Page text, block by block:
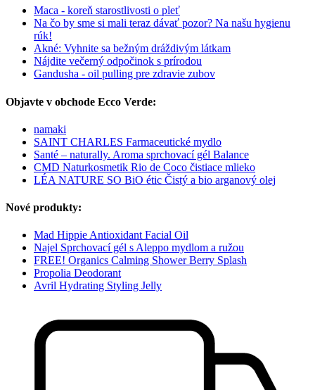
Maca - koreň starostlivosti o pleť
Na čo by sme si mali teraz dávať pozor? Na našu hygienu
rúk!
Akné: Vyhnite sa bežným dráždivým látkam
Nájdite večerný odpočinok s prírodou
Gandusha - oil pulling pre zdravie zubov
Objavte v obchode Ecco Verde:
namaki
SAINT CHARLES Farmaceutické mydlo
Santé – naturally. Aroma sprchovací gél Balance
CMD Naturkosmetik Rio de Coco čistiace mlieko
LÉA NATURE SO BiO étic Čistý a bio arganový olej
Nové produkty:
Mad Hippie Antioxidant Facial Oil
Najel Sprchovací gél s Aleppo mydlom a ružou
FREE! Organics Calming Shower Berry Splash
Propolia Deodorant
Avril Hydrating Styling Jelly